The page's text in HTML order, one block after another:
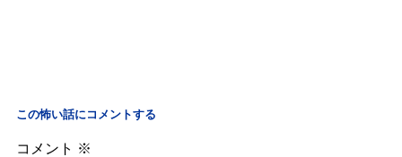
この怖い話にコメントする
コメント ※